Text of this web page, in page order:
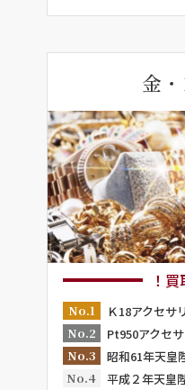
金
！
No.1
Ｋ18アクセサ
No.2
Pt950アクセ
No.3
昭和61年天皇
No.4
平成２年天皇